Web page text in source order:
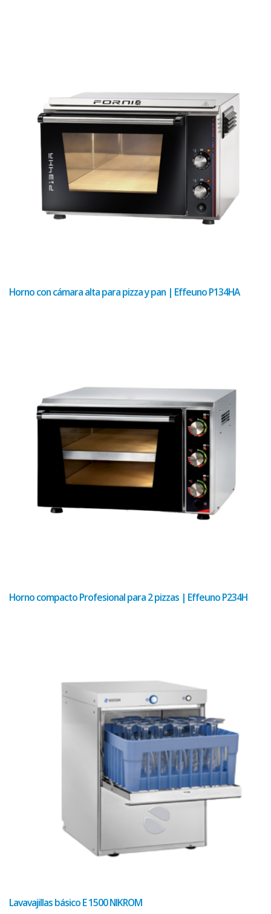
Horno con cámara alta para pizza y pan | Effeuno P134HA
Horno compacto Profesional para 2 pizzas | Effeuno P234H
Lavavajillas básico E 1500 NIKROM